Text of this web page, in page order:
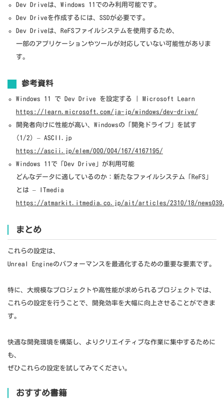
Dev Driveは、Windows 11でのみ利用可能です。
Dev Driveを作成するには、SSDが必要です。
Dev Driveは、ReFSファイルシステムを使用するため、
一部のアプリケーションやツールが対応していない可能性がありま
す。
参考資料
Windows 11 で Dev Drive を設定する | Microsoft Learn
https://learn.microsoft.com/ja-jp/windows/dev-drive/
開発者向けに性能が高い、Windowsの「開発ドライブ」を試す
(1/2) – ASCII.jp
https://ascii.jp/elem/000/004/167/4167195/
Windows 11で「Dev Drive」が利用可能
どんなデータに適しているのか：新たなファイルシステム「ReFS」
とは – ITmedia
https://atmarkit.itmedia.co.jp/ait/articles/2310/18/
まとめ
これらの設定は、
Unreal Engineのパフォーマンスを最適化するための重要な要素です。
特に、大規模なプロジェクトや高性能が求められるプロジェクトでは、
これらの設定を行うことで、開発効率を大幅に向上させることができま
す。
快適な開発環境を構築し、よりクリエイティブな作業に集中するために
も、
ぜひこれらの設定を試してみてください。
おすすめ書籍